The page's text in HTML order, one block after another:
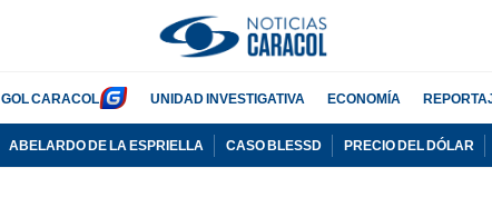
GOL CARACOL UNIDAD INVESTIGATIVA ECONOMÍA
ABELARDO DE LA ESPRIELLA CASO BLESSD PRECIO DEL DÓLAR